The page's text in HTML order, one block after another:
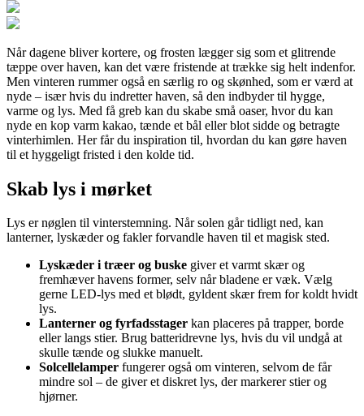
Når dagene bliver kortere, og frosten lægger sig som et glitrende
tæppe over haven, kan det være fristende at trække sig helt indenfor.
Men vinteren rummer også en særlig ro og skønhed, som er værd at
nyde – især hvis du indretter haven, så den indbyder til hygge,
varme og lys. Med få greb kan du skabe små oaser, hvor du kan
nyde en kop varm kakao, tænde et bål eller blot sidde og betragte
vinterhimlen. Her får du inspiration til, hvordan du kan gøre haven
til et hyggeligt fristed i den kolde tid.
Skab lys i mørket
Lys er nøglen til vinterstemning. Når solen går tidligt ned, kan
lanterner, lyskæder og fakler forvandle haven til et magisk sted.
Lyskæder i træer og buske giver et varmt skær og
fremhæver havens former, selv når bladene er væk. Vælg
gerne LED-lys med et blødt, gyldent skær frem for koldt hvidt
lys.
Lanterner og fyrfadsstager kan placeres på trapper, borde
eller langs stier. Brug batteridrevne lys, hvis du vil undgå at
skulle tænde og slukke manuelt.
Solcellelamper fungerer også om vinteren, selvom de får
mindre sol – de giver et diskret lys, der markerer stier og
hjørner.